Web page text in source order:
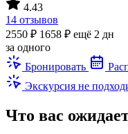
4.43
14 отзывов
2550 ₽ 1658 ₽ ещё 2 дн
за одного
Бронировать
Экскурсия не
Что вас